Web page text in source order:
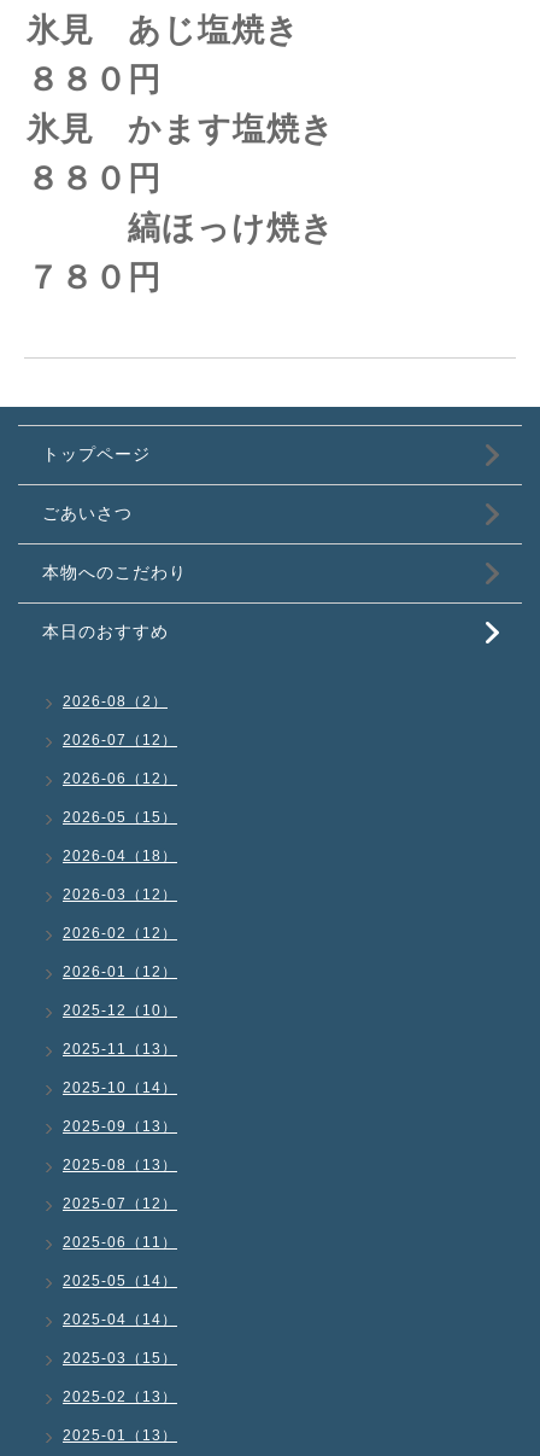
氷見 あじ塩焼き
８８０円
氷見 かます塩焼き
８８０円
縞ほっけ焼き
７８０円
トップページ
ごあいさつ
本物へのこだわり
本日のおすすめ
2026-08（2）
2026-07（12）
2026-06（12）
2026-05（15）
2026-04（18）
2026-03（12）
2026-02（12）
2026-01（12）
2025-12（10）
2025-11（13）
2025-10（14）
2025-09（13）
2025-08（13）
2025-07（12）
2025-06（11）
2025-05（14）
2025-04（14）
2025-03（15）
2025-02（13）
2025-01（13）